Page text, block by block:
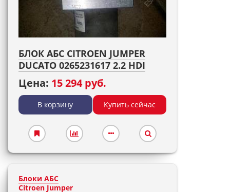
БЛОК АБС CITROEN JUMPER
DUCATO 0265231617 2.2 HDI
Цена: 15 294 руб.
В корзину Купить сейчас
Блоки АБС
Citroen Jumper